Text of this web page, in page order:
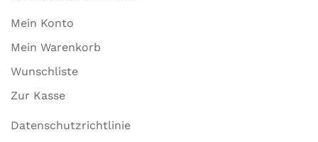
Mein Konto
Mein Warenkorb
Wunschliste
Zur Kasse
Datenschutzrichtlinie